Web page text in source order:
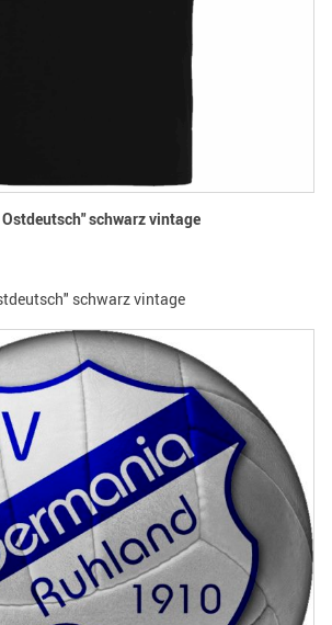
schwarz vintage
schwarz vintage